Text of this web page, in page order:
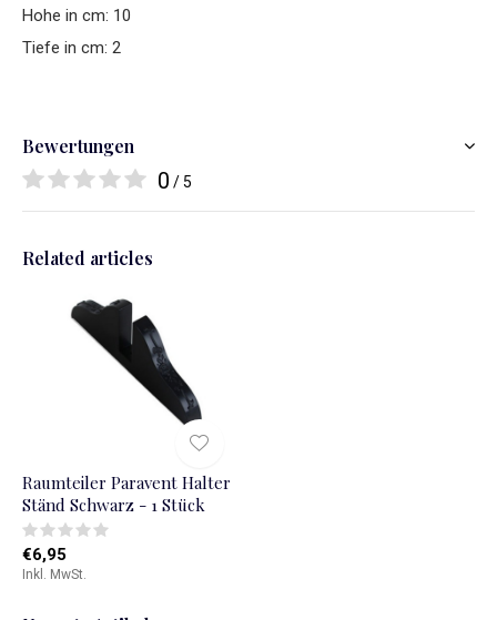
Hohe in cm: 10
Tiefe in cm: 2
Bewertungen
0 / 5
Related articles
Raumteiler Paravent Halter
Ständ Schwarz - 1 Stück
€6,95
Inkl. MwSt.